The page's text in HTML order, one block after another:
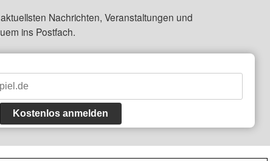
Nachrichten, Veranstaltungen und
ins Postfach.
Kostenlos anmelden